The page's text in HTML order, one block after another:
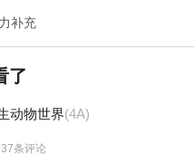
补充
了
动物世界(4A)
37条评论